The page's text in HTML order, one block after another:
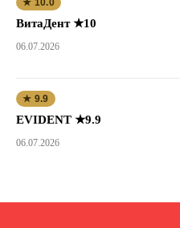
ВитаДент ★10
06.07.2026
★ 9.9
EVIDENT ★9.9
06.07.2026